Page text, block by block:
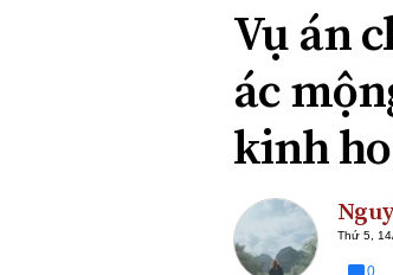
Vụ án
ác
kinh
Thứ 5,